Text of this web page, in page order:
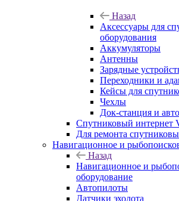
Назад
Аксессуары для
оборудования
Аккумуляторы
Антенны
Зарядные
Переходники и
Кейсы для
Чехлы
Док-станция и
Спутниковый интернет
Для ремонта
Навигационное и
Назад
Навигационное и
оборудование
Автопилоты
Датчики эхолота